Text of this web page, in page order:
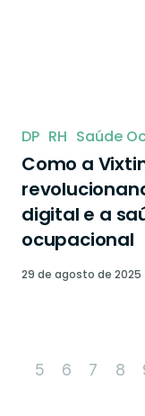
DP RH Saúde
Como a
digital e a
ocupacional
29 de agosto de 2025
5 6 7 8